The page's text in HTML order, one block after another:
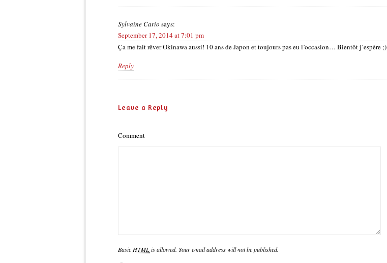
Sylvaine Cario says:
September 17, 2014 at 7:01 pm
Ça me fait rêver Okinawa aussi! 10 ans de Japon et toujours pas eu l’occasion… Bientôt j’espère ;)
Reply
Leave a Reply
Comment
Basic HTMLis allowed. Your email address will not be published.